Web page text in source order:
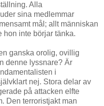
Alla
sina medlemmar
mål; allt människan
hon inte börjar tänka.
ganska orolig, ovillig
denne lyssnare? Är
i
nej. Stora delar av
på attacken elfte
Den terroristjakt man